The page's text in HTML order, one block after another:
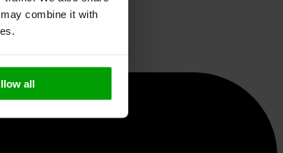
combine it with
all